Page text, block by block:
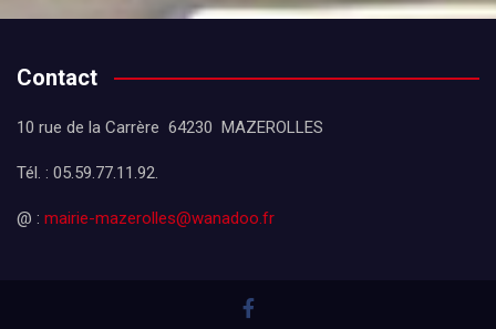
Contact
10 rue de la Carrère 64230 MAZEROLLES
Tél. : 05.59.77.11.92.
@ : mairie-mazerolles@wanadoo.fr